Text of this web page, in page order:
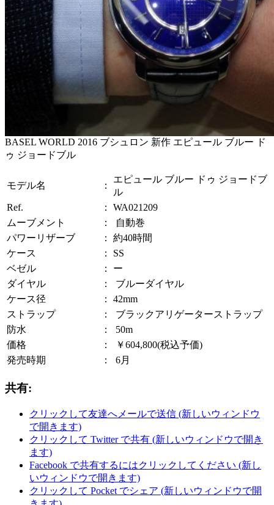
BASEL WORLD 2016 ブシュロン 新作 エピュール ブルー ド
ゥ ジョードブル
モデル名 ：
エピュール ブルー ドゥ ジョードブ
ル
Ref.
：
WA021209
ムーブメント
：
自動巻
パワーリザーブ
：
約40時間
ケース
：
SS
ベゼル
：
ー
ダイヤル
：
ブルーダイヤル
ケース径
：
42mm
ストラップ
：
ブラックアリゲーターストラップ
防水
：
50m
価格
：
￥604,800(税込予価)
発売時期
： 6月
共有:
クリックして友達へメールで送信 (新しいウィンドウ
で開きます)
クリックして Twitter で共有 (新しいウィンドウで開き
ます)
Facebook で共有するにはクリックしてください (新し
いウィンドウで開きます)
クリックして Pocket でシェア (新しいウィンドウで開